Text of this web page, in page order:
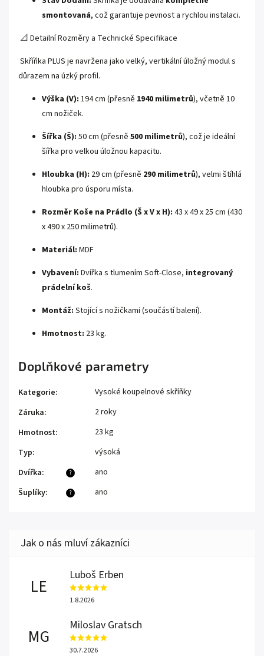
smontovaná, což garantuje pevnost a rychlou instalaci.
📐 Detailní Rozměry a Technické Specifikace
Skříňka PLUS je navržena jako velký, vertikální úložný modul s
důrazem na úzký profil.
Výška (V): 194 cm (přesně 1940 milimetrů), včetně 10
cm nožiček.
Šířka (Š): 50 cm (přesně 500 milimetrů), což je ideální
šířka pro velkou úložnou kapacitu.
Hloubka (H): 29 cm (přesně 290 milimetrů), velmi štíhlá
hloubka pro úsporu místa.
Rozměr Koše na Prádlo (Š x V x H): 43 x 49 x 25 cm (430
x 490 x 250 milimetrů).
Materiál: MDF
Vybavení: Dvířka s tlumením Soft-Close, integrovaný
prádelní koš.
Montáž: Stojící s nožičkami (součástí balení).
Hmotnost: 23 kg.
Doplňkové parametry
Kategorie:
Vysoké koupelnové skříňky
Záruka:
2 roky
Hmotnost:
23 kg
Typ: výsoká
?
Dvířka: ano
?
Šuplíky: ano
LE
Luboš Erben
1.8.2026
MG
Miloslav Gratsch
30.7.2026